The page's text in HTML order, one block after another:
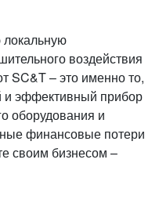
локальную
воздействия
SC&T – это именно то,
и эффективный прибор
оборудования и
финансовые потери
своим бизнесом –